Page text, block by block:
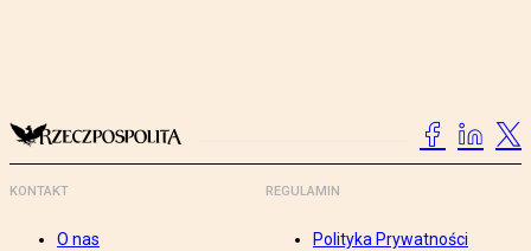
KONTAKT
O nas
REGULAMIN
Polityka Prywatności